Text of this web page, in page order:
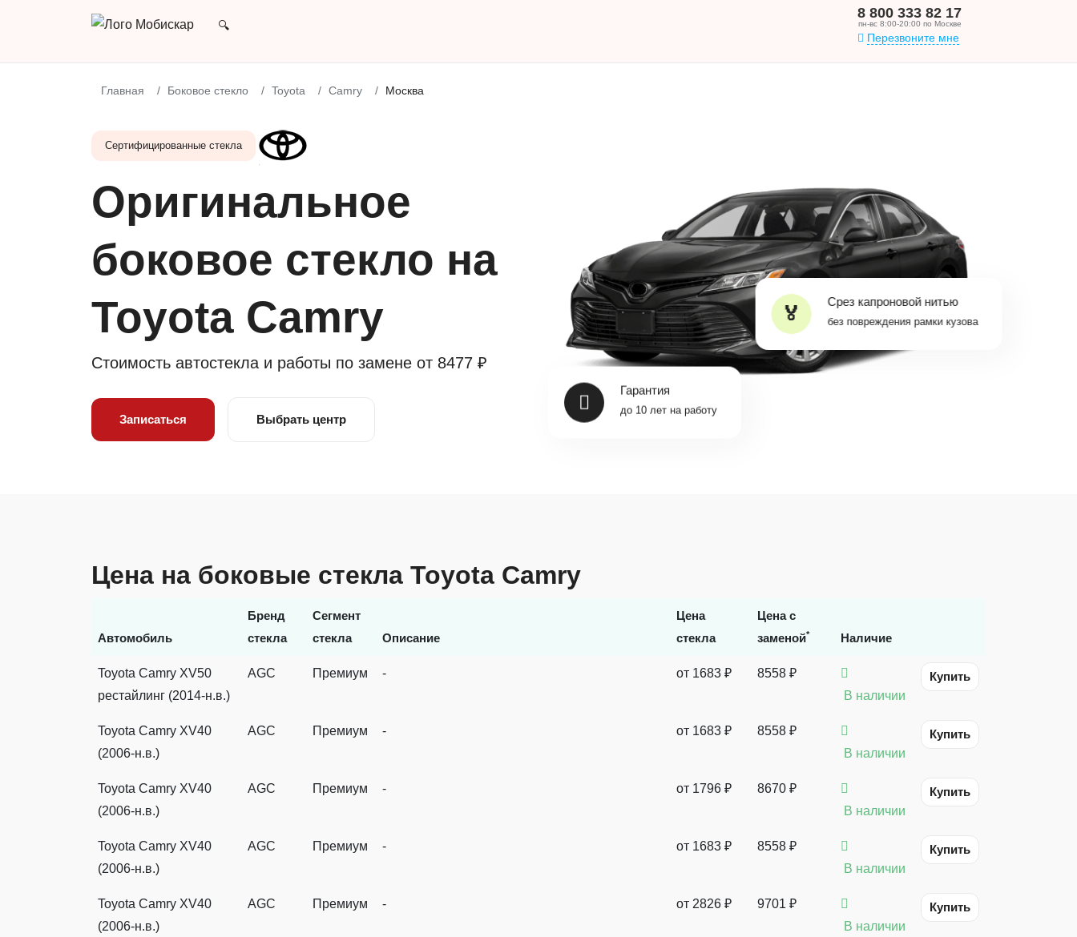
8 800 333 82 17
пн-вс 8:00-20:00 по Москве
Перезвоните мне
Главная Боковое стекло Toyota Camry Москва
Сертифицированные стекла
Оригинальное
боковое стекло на
Toyota Camry
Стоимость автостекла и работы по замене от 8477 ₽
Записаться Выбрать центр
Срез капроновой нитью
без повреждения рамки кузова
Гарантия
Цена на боковые стекла Toyota Camry
Автомобиль
Бренд
стекла
Сегмент
стекла
Описание
Цена
стекла
Цена с
заменой* Наличие
Toyota Camry XV50
рестайлинг (2014-н.в.)
AGC Премиум - от 1683 ₽
8558 ₽
В наличии
Купить
Toyota Camry XV40
(2006-н.в.)
AGC Премиум - от 1683 ₽
8558 ₽
В наличии
Купить
Toyota Camry XV40
(2006-н.в.)
AGC Премиум - от 1796 ₽
8670 ₽
В наличии
Купить
Toyota Camry XV40
(2006-н.в.)
AGC Премиум - от 1683 ₽
8558 ₽
В наличии
Купить
Toyota Camry XV40
(2006-н.в.)
AGC Премиум - от 2826 ₽
9701 ₽
В наличии
Купить